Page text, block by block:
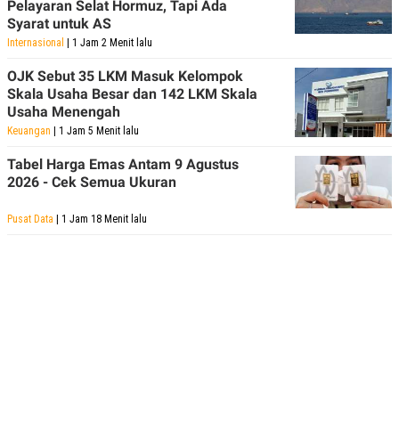
Pelayaran Selat Hormuz, Tapi Ada
Syarat untuk AS
Internasional | 1 Jam 2 Menit lalu
OJK Sebut 35 LKM Masuk Kelompok
Skala Usaha Besar dan 142 LKM Skala
Usaha Menengah
Keuangan | 1 Jam 5 Menit lalu
Tabel Harga Emas Antam 9 Agustus
2026 - Cek Semua Ukuran
Pusat Data | 1 Jam 18 Menit lalu